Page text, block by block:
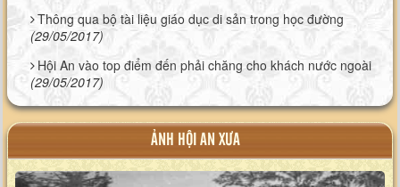
Thông qua bộ tài liệu giáo dục di sản trong học đường
(29/05/2017)
Hội An vào top điểm đến phải chăng cho khách nước ngoài
(29/05/2017)
ẢNH HỘI AN XƯA